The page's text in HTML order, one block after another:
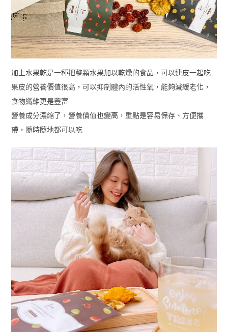
加上水果乾是一種把整顆水果加以乾燥的食品，可以連皮一起吃
果皮的營養價值很高，可以抑制體內的活性氧，能夠減緩老化，
食物纖維更是豐富
營養成分濃縮了，營養價值也變高，重點是容易保存、方便攜
帶，隨時隨地都可以吃